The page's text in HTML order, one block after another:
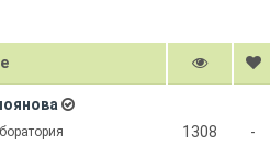
1308 -